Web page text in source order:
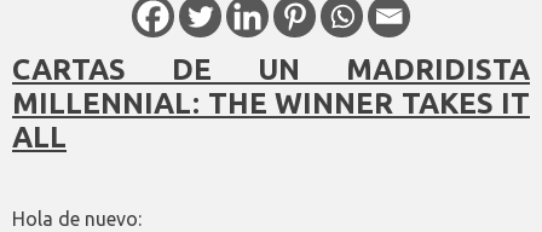
CARTAS DE UN MADRIDISTA
MILLENNIAL: THE WINNER TAKES IT
ALL
Hola de nuevo: